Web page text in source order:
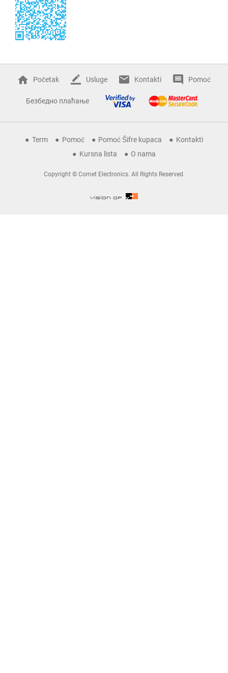
Početak Usluge Kontakti Pomoć
Безбедно плаћање
Term Pomoć Pomoć Šifre kupaca
Kontakti
Kursna lista
O nama
Copyright © Comet Electronics. All Rights Reserved.